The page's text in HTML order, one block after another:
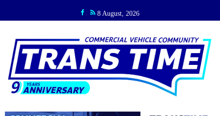
8 August, 2026